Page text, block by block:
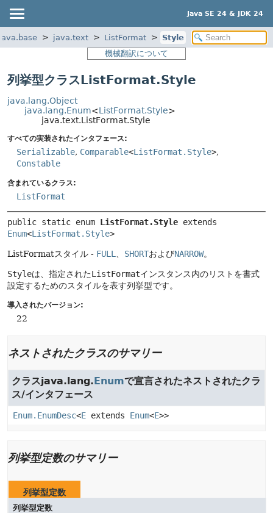
Java SE 24 & JDK 24
java.text ListFormat
Style
機械翻訳について
列挙型クラスListFormat.Style
java.lang.Object
java.lang.Enum<ListFormat.Style>
java.text.ListFormat.Style
すべての実装されたインタフェース:
Serializable, Comparable<ListFormat.Style>,
Constable
含まれているクラス:
ListFormat
public static enum ListFormat.Style
Enum<ListFormat.Style>
ListFormatスタイル - FULL SHORTおよびNARROW。
Styleは、指定されたListFormatインスタンス内のリストを書式
設定するためのスタイルを表す列挙型です。
導入されたバージョン:
22
ネストされたクラスのサマリー
クラスjava.lang.Enumで宣言されたネストされたクラ
ス/インタフェース
Enum.EnumDesc<E extends Enum<E>>
列挙型定数のサマリー
列挙型定数
列挙型定数